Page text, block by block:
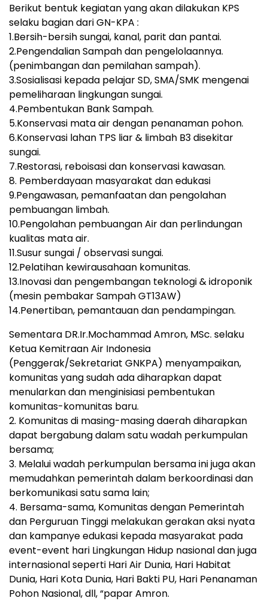
Berikut bentuk kegiatan yang akan dilakukan KPS
selaku bagian dari GN-KPA :
1.Bersih-bersih sungai, kanal, parit dan pantai.
2.Pengendalian Sampah dan pengelolaannya.
(penimbangan dan pemilahan sampah).
3.Sosialisasi kepada pelajar SD, SMA/SMK mengenai
pemeliharaan lingkungan sungai.
4.Pembentukan Bank Sampah.
5.Konservasi mata air dengan penanaman pohon.
6.Konservasi lahan TPS liar & limbah B3 disekitar
sungai.
7.Restorasi, reboisasi dan konservasi kawasan.
8. Pemberdayaan masyarakat dan edukasi
9.Pengawasan, pemanfaatan dan pengolahan
pembuangan limbah.
10.Pengolahan pembuangan Air dan perlindungan
kualitas mata air.
11.Susur sungai / observasi sungai.
12.Pelatihan kewirausahaan komunitas.
13.Inovasi dan pengembangan teknologi & idroponik
(mesin pembakar Sampah GT13AW)
14.Penertiban, pemantauan dan pendampingan.
Sementara DR.Ir.Mochammad Amron, MSc. selaku
Ketua Kemitraan Air Indonesia
(Penggerak/Sekretariat GNKPA) menyampaikan,
komunitas yang sudah ada diharapkan dapat
menularkan dan menginisiasi pembentukan
komunitas-komunitas baru.
2. Komunitas di masing-masing daerah diharapkan
dapat bergabung dalam satu wadah perkumpulan
bersama;
3. Melalui wadah perkumpulan bersama ini juga akan
memudahkan pemerintah dalam berkoordinasi dan
berkomunikasi satu sama lain;
4. Bersama-sama, Komunitas dengan Pemerintah
dan Perguruan Tinggi melakukan gerakan aksi nyata
dan kampanye edukasi kepada masyarakat pada
event-event hari Lingkungan Hidup nasional dan juga
internasional seperti Hari Air Dunia, Hari Habitat
Dunia, Hari Kota Dunia, Hari Bakti PU, Hari Penanaman
Pohon Nasional, dll, “papar Amron.